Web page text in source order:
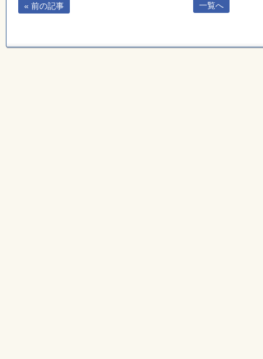
一覧へ
« 前の記事